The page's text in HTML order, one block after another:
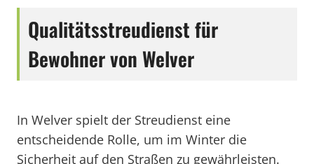
Qualitätsstreudienst für
Bewohner von Welver
In Welver spielt der Streudienst eine
entscheidende Rolle, um im Winter die
Sicherheit auf den Straßen zu gewährleisten.